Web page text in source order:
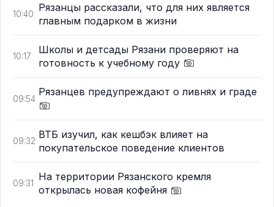
10:40
Рязанцы рассказали, что для них является
главным подарком в жизни
10:17
Школы и детсады Рязани проверяют на
готовность к учебному году
09:54
Рязанцев предупреждают о ливнях и граде
09:32
ВТБ изучил, как кешбэк влияет на
покупательское поведение клиентов
09:31
На территории Рязанского кремля
открылась новая кофейня